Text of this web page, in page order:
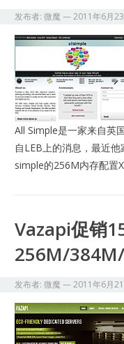
发布者:微魔 —2011年6月
All Simple是一家来自英
自LEB上的消息，最近
simple的256M内存配置
Vazapi促销
256M/
发布者:微魔 —2011年6月